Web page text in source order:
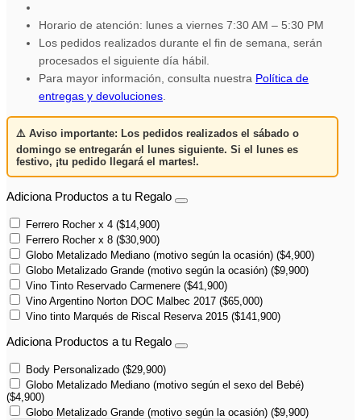
Horario de atención: lunes a viernes 7:30 AM – 5:30 PM
Los pedidos realizados durante el fin de semana, serán
procesados el siguiente día hábil.
Para mayor información, consulta nuestra Política de
entregas y devoluciones.
⚠️ Aviso importante: Los pedidos realizados el sábado o
domingo se entregarán el lunes siguiente. Si el lunes es
festivo, ¡tu pedido llegará el martes!.
Adiciona Productos a tu Regalo
Ferrero Rocher x 4 ($14,900)
Ferrero Rocher x 8 ($30,900)
Globo Metalizado Mediano (motivo según la ocasión) ($4,900)
Globo Metalizado Grande (motivo según la ocasión) ($9,900)
Vino Tinto Reservado Carmenere ($41,900)
Vino Argentino Norton DOC Malbec 2017 ($65,000)
Vino tinto Marqués de Riscal Reserva 2015 ($141,900)
Adiciona Productos a tu Regalo
Body Personalizado ($29,900)
Globo Metalizado Mediano (motivo según el sexo del Bebé)
($4,900)
Globo Metalizado Grande (motivo según la ocasión) ($9,900)